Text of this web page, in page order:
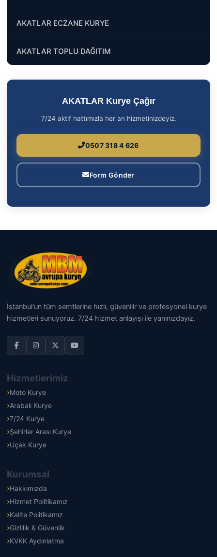
AKATLAR ECZANE KURYE
AKATLAR TOPLU DAĞITIM
AKATLAR Kurye Çağır
7/24 aktif hattımızla her an hizmetinizdeyiz.
0507 318 4 626
Form Gönder
İstanbul'un tüm semtlerine hızlı, güvenilir ve profesyonel kurye
hizmetleri sunuyoruz. 7/24 hizmet anlayışı ile yanınızdayız.
Hizmetlerimiz
Moto Kurye
Arabalı Kurye
7/24 Kurye
Şehirler Arası Kurye
Uçak Kurye
Kurumsal
Hakkımızda
Hizmet Politikamız
Kalite Politikamız
Gizlilik & Güvenlik
KVKK Aydınlatma